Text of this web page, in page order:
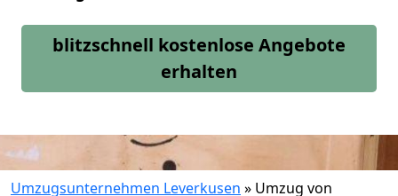
blitzschnell kostenlose Angebote
erhalten
Umzugsunternehmen Leverkusen » Umzug von